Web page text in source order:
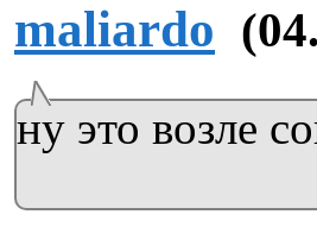
maliardo
ну это возле